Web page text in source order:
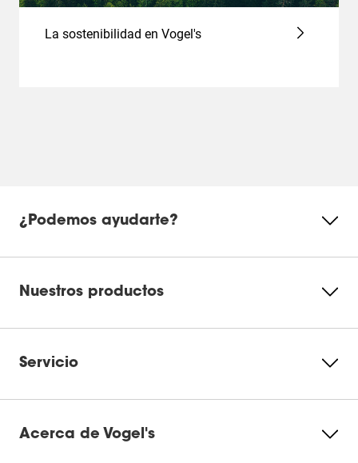
La sostenibilidad en Vogel's
¿Podemos ayudarte?
Nuestros productos
Servicio
Acerca de Vogel's